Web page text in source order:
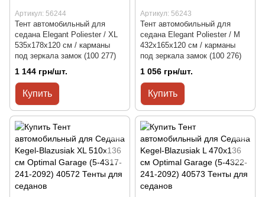
Артикул: 56244
Тент автомобильный для
седана Elegant Poliester / XL
535x178x120 см / карманы
под зеркала замок (100 277)
1 144 грн/шт.
Купить
Артикул: 56243
Тент автомобильный для
седана Elegant Poliester / M
432x165x120 см / карманы
под зеркала замок (100 276)
1 056 грн/шт.
Купить